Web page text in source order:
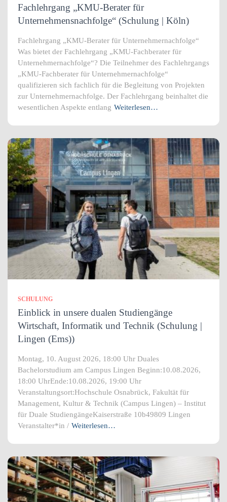
Fachlehrgang „KMU-Berater für
Unternehmensnachfolge“ (Schulung | Köln)
Fachlehrgang „KMU-Berater für Unternehmernachfolge“
Was bietet der Fachlehrgang „KMU-Fachberater für
Unternehmernachfolge“? Die Teilnehmer des Fachlehrgangs
„KMU-Fachberater für Unternehmernachfolge“
qualifizieren sich fachlich für die Begleitung von Projekten
zur Unternehmernachfolge. Der Fachlehrgang beinhaltet die
wesentlichen Aspekte entlang Weiterlesen…
SCHULUNG
Einblick in unsere dualen Studiengänge
Wirtschaft, Informatik und Technik (Schulung |
Lingen (Ems))
Montag, 10. August 2026, 18:00 Uhr Duales
Bachelorstudium am Campus Lingen Beginn:10.08.2026,
18:00 UhrEnde:10.08.2026, 19:00 Uhr
Veranstaltungsort:Hochschule Osnabrück, Fakultät für
Management, Kultur & Technik (Campus Lingen) – Institut
für Duale StudiengängeKaiserstraße 10b49809 Lingen
Veranstalter*in / Weiterlesen…